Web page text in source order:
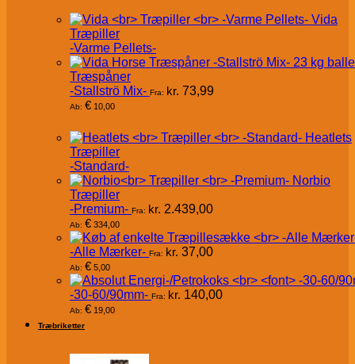
Vida
Træpiller
-Varme Pellets-
Træspåner
-Stallströ Mix- Fra: kr. 73,99
Ab: € 10,00
Heatlets
Træpiller
-Standard-
Norbio
Træpiller
-Premium- Fra: kr. 2.439,00
Ab: € 334,00
-Alle Mærker- Fra: kr. 37,00
Ab: € 5,00
-30-60/90mm- Fra: kr. 140,00
Ab: € 19,00
Træbriketter